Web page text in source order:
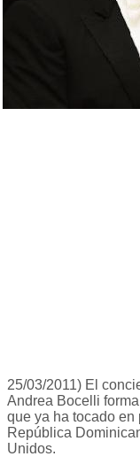
25/03/2011) El
Andrea Bocelli
que ya ha tocado en
República
Unidos.